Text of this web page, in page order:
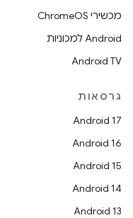
מכשירי ChromeOS
Android למכוניות
Android TV
גרסאות
Android 17
Android 16
Android 15
Android 14
Android 13